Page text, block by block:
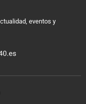
eventos y